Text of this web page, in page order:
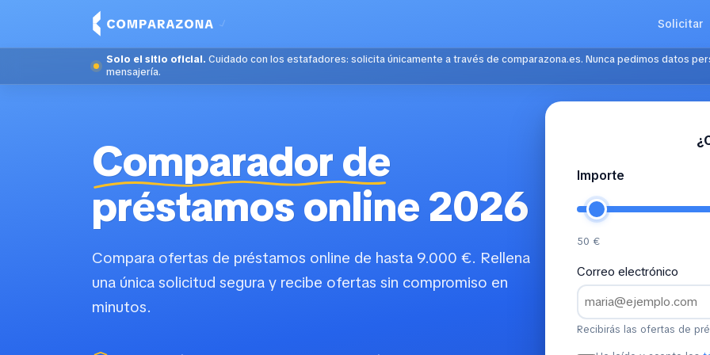
Solicitar
Solo el sitio oficial. Cuidado con los estafadores: solicita únicamente a través de comparazona.es. Nunca pedimos datos
mensajería.
Comparador de
préstamos online 2026
Compara ofertas de préstamos online de hasta 9.000 €. Rellena
una única solicitud segura y recibe ofertas sin compromiso en
minutos.
Importe
50 €
Correo electrónico
Recibirás las ofertas de